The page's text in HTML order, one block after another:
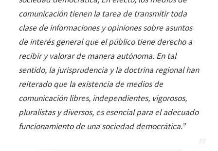
comunicación tienen la tarea de transmitir toda
clase de informaciones y opiniones sobre asuntos
de interés general que el público tiene derecho a
recibir y valorar de manera autónoma. En tal
sentido, la jurisprudencia y la doctrina regional han
reiterado que la existencia de medios de
comunicación libres, independientes, vigorosos,
pluralistas y diversos, es esencial para el adecuado
funcionamiento de una sociedad democrática.”